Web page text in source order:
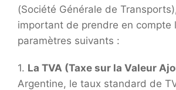
(Société Générale de
important de prendre en compte
paramètres suivants :
1. La TVA (Taxe sur la Valeur
Argentine, le taux standard de